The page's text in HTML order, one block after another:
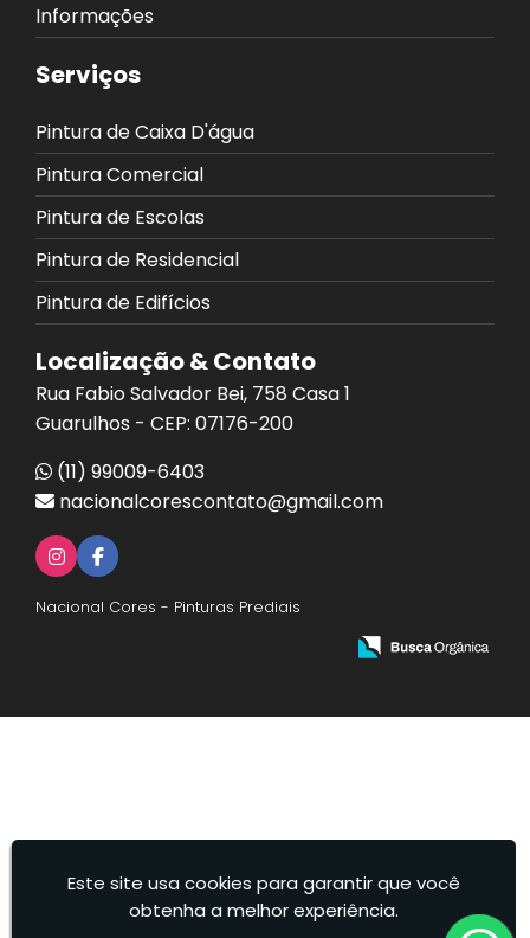
Informações
Serviços
Pintura de Caixa D'água
Pintura Comercial
Pintura de Escolas
Pintura de Residencial
Pintura de Edifícios
Localização & Contato
Rua Fabio Salvador Bei, 758 Casa 1
Guarulhos - CEP: 07176-200
(11) 99009-6403
nacionalcorescontato@gmail.com
Nacional Cores - Pinturas Prediais
Este site usa cookies para garantir que você
obtenha a melhor experiência.